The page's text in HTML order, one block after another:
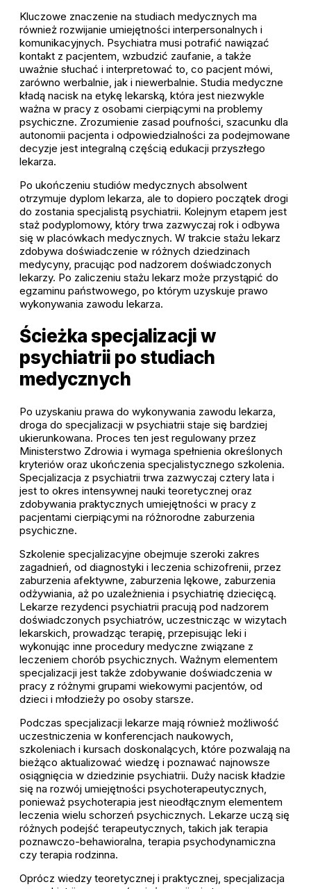
Kluczowe znaczenie na studiach medycznych ma
również rozwijanie umiejętności interpersonalnych i
komunikacyjnych. Psychiatra musi potrafić nawiązać
kontakt z pacjentem, wzbudzić zaufanie, a także
uważnie słuchać i interpretować to, co pacjent mówi,
zarówno werbalnie, jak i niewerbalnie. Studia medyczne
kładą nacisk na etykę lekarską, która jest niezwykle
ważna w pracy z osobami cierpiącymi na problemy
psychiczne. Zrozumienie zasad poufności, szacunku dla
autonomii pacjenta i odpowiedzialności za podejmowane
decyzje jest integralną częścią edukacji przyszłego
lekarza.
Po ukończeniu studiów medycznych absolwent
otrzymuje dyplom lekarza, ale to dopiero początek drogi
do zostania specjalistą psychiatrii. Kolejnym etapem jest
staż podyplomowy, który trwa zazwyczaj rok i odbywa
się w placówkach medycznych. W trakcie stażu lekarz
zdobywa doświadczenie w różnych dziedzinach
medycyny, pracując pod nadzorem doświadczonych
lekarzy. Po zaliczeniu stażu lekarz może przystąpić do
egzaminu państwowego, po którym uzyskuje prawo
wykonywania zawodu lekarza.
Ścieżka specjalizacji w
psychiatrii po studiach
medycznych
Po uzyskaniu prawa do wykonywania zawodu lekarza,
droga do specjalizacji w psychiatrii staje się bardziej
ukierunkowana. Proces ten jest regulowany przez
Ministerstwo Zdrowia i wymaga spełnienia określonych
kryteriów oraz ukończenia specjalistycznego szkolenia.
Specjalizacja z psychiatrii trwa zazwyczaj cztery lata i
jest to okres intensywnej nauki teoretycznej oraz
zdobywania praktycznych umiejętności w pracy z
pacjentami cierpiącymi na różnorodne zaburzenia
psychiczne.
Szkolenie specjalizacyjne obejmuje szeroki zakres
zagadnień, od diagnostyki i leczenia schizofrenii, przez
zaburzenia afektywne, zaburzenia lękowe, zaburzenia
odżywiania, aż po uzależnienia i psychiatrię dziecięcą.
Lekarze rezydenci psychiatrii pracują pod nadzorem
doświadczonych psychiatrów, uczestnicząc w wizytach
lekarskich, prowadząc terapię, przepisując leki i
wykonując inne procedury medyczne związane z
leczeniem chorób psychicznych. Ważnym elementem
specjalizacji jest także zdobywanie doświadczenia w
pracy z różnymi grupami wiekowymi pacjentów, od
dzieci i młodzieży po osoby starsze.
Podczas specjalizacji lekarze mają również możliwość
uczestniczenia w konferencjach naukowych,
szkoleniach i kursach doskonalących, które pozwalają na
bieżąco aktualizować wiedzę i poznawać najnowsze
osiągnięcia w dziedzinie psychiatrii. Duży nacisk kładzie
się na rozwój umiejętności psychoterapeutycznych,
ponieważ psychoterapia jest nieodłącznym elementem
leczenia wielu schorzeń psychicznych. Lekarze uczą się
różnych podejść terapeutycznych, takich jak terapia
poznawczo-behawioralna, terapia psychodynamiczna
czy terapia rodzinna.
Oprócz wiedzy teoretycznej i praktycznej, specjalizacja